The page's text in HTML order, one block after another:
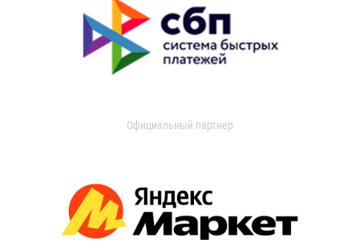
Официальный партнер